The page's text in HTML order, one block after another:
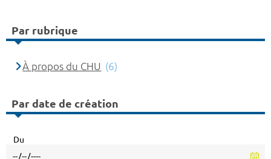
Par rubrique
À propos du CHU (6)
Par date de création
Du